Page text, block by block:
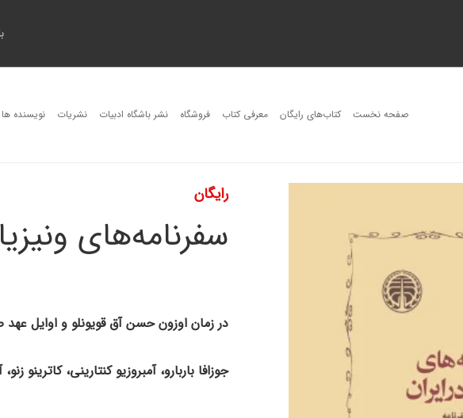
صفحه نخست کتاب‌های رایگان معرفی کتاب فروشگاه نشر باشگاه ادبیات نشریات نویسنده ها
رایگان
سفرنامه‌های
در زمان اوزون حسن آق قویونلو و اوایل
جوزافا باربارو، آمبروزیو کنتارینی، کاترینو